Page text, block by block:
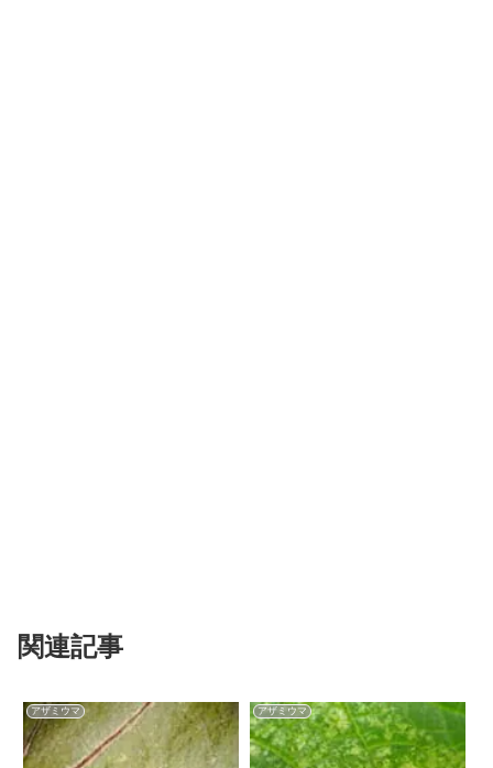
関連記事
アザミウマ アザミウマ